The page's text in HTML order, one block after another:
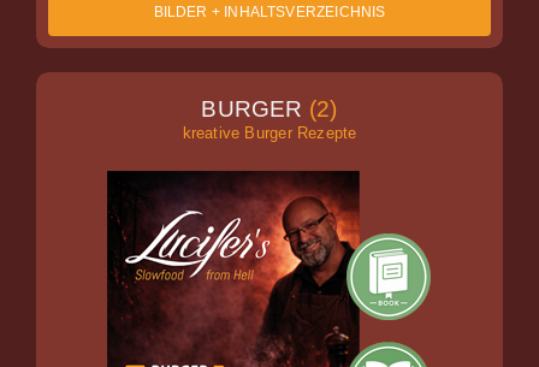
BILDER + INHALTSVERZEICHNIS
BURGER (2)
kreative Burger Rezepte